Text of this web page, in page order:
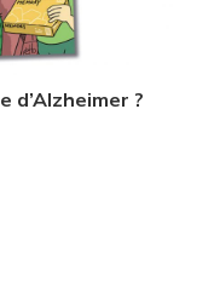
d’Alzheimer ?